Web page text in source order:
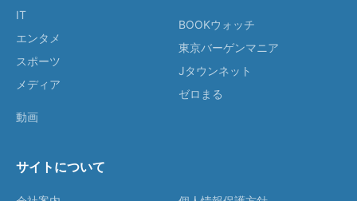
IT
エンタメ
スポーツ
メディア
動画
BOOKウォッチ
東京バーゲンマニア
Jタウンネット
ゼロまる
サイトについて